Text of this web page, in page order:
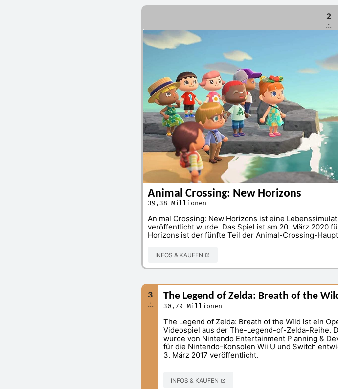
.:.
2
Animal Crossing: New Horizons
39,38 Millionen
Animal Crossing: New Horizons ist eine
veröffentlicht wurde. Das Spiel ist am 20. März 2020
Horizons ist der fünfte Teil der Animal-Crossing-
INFOS & KAUFEN
.:.
3 The Legend of Zelda: Breath of the
30,70 Millionen
The Legend of Zelda: Breath of the Wild ist ein
Videospiel aus der The-Legend-of-Zelda-Reihe.
wurde von Nintendo Entertainment Planning &
für die Nintendo-Konsolen Wii U und Switch
3. März 2017 veröffentlicht.
INFOS & KAUFEN